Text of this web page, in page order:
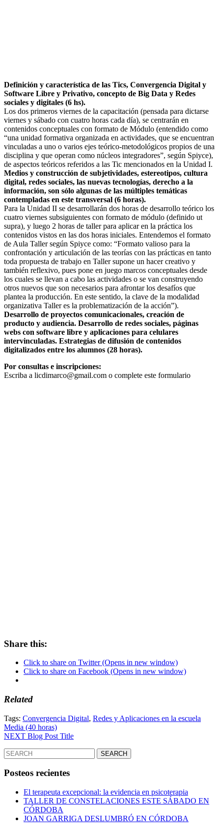
Definición y característica de las Tics, Convergencia Digital y
Software Libre y Privativo, concepto de Big Data y Redes
sociales y digitales (6 hs).
Los dos primeros viernes de la capacitación (pensada para dictarse
viernes y sábado con cuatro horas cada día), se centrarán en
contenidos conceptuales con formato de Módulo (entendido como
“una unidad formativa organizada en actividades, que se encuentran
vinculadas a uno o varios ejes teórico-metodológicos propios de una
disciplina y que operan como núcleos integradores”, según Spiyce),
de aspectos teóricos referidos a las Tic mencionados en la Unidad I.
Medios y construcción de subjetividades, estereotipos, cultura
digital, redes sociales, las nuevas tecnologías, derecho a la
información, son sólo algunas de las múltiples temáticas
contempladas en este transversal (6 horas).
Para la Unidad II se desarrollarán dos horas de desarrollo teórico los
cuatro viernes subsiguientes con formato de módulo (definido ut
supra), y luego 2 horas de taller para aplicar en la práctica los
contenidos vistos en las dos horas iniciales. Entendemos el formato
de Aula Taller según Spiyce como: “Formato valioso para la
confrontación y articulación de las teorías con las prácticas en tanto
toda propuesta de trabajo en Taller supone un hacer creativo y
también reflexivo, pues pone en juego marcos conceptuales desde
los cuales se llevan a cabo las actividades o se van construyendo
otros nuevos que son necesarios para afrontar los desafíos que
plantea la producción. En este sentido, la clave de la modalidad
organizativa Taller es la problematización de la acción”).
Desarrollo de proyectos comunicacionales, creación de
producto y audiencia. Desarrollo de redes sociales, páginas
webs con software libre y aplicaciones para celulares
intervinculadas. Estrategias de difusión de contenidos
digitalizados entre los alumnos (28 horas).
Por consultas e inscripciones:
Escriba a licdimarco@gmail.com o complete este formulario
Share this:
Click to share on Twitter (Opens in new window)
Click to share on Facebook (Opens in new window)
Related
Tags: Convergencia Digital, Redes y Aplicaciones en la escuela
Media (40 horas)
Post
navigation
NEXT Next
Blog Post Title
Search
for:
Posteos recientes
El terapeuta excepcional: la evidencia en psicoterapia
TALLER DE CONSTELACIONES ESTE SÁBADO EN
CÓRDOBA
JOAN GARRIGA DESLUMBRÓ EN CÓRDOBA